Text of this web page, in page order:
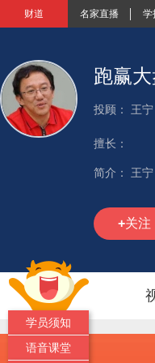
财道 名家直播 学
跑赢
投顾： 王宁
擅长：
简介：
+关注
首页
学员须知
语音课堂